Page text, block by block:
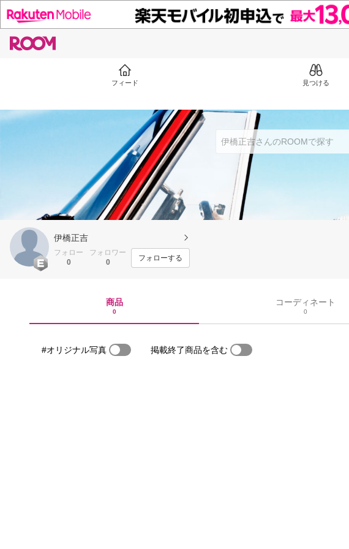
フィード 見つける
伊橋正吉
フォロー
0
フォロワー
0
フォローする
商品
0
コーディネート
0
#オリジナル写真 掲載終了商品を含む